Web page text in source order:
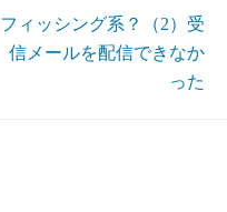
フィッシング系？（2）受
信メールを配信できなか
った